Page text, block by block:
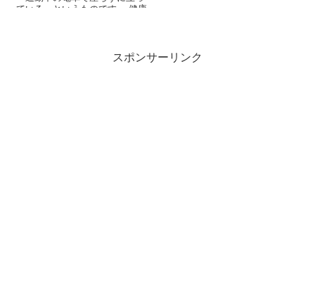
ている」というものです。 健康
スポンサーリンク